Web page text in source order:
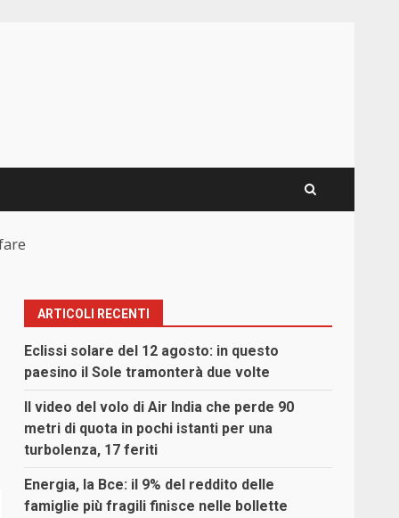
ARTICOLI RECENTI
Eclissi solare del 12 agosto: in questo
paesino il Sole tramonterà due volte
Il video del volo di Air India che perde 90
metri di quota in pochi istanti per una
turbolenza, 17 feriti
Energia, la Bce: il 9% del reddito delle
famiglie più fragili finisce nelle bollette